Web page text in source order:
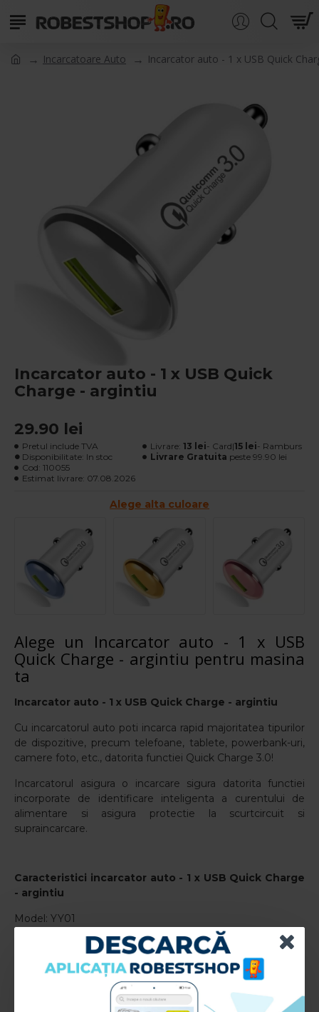
Incarcatoare Auto Incarcator auto - 1 x USB Quick
Incarcator auto - 1 x USB Quick
Charge - argintiu
29.90 lei
Pretul include TVA
Disponibilitate: In stoc
Cod: 110055
Estimat livrare: 07.08.2026
Livrare: 13 lei- Card|15 lei- Ramburs
Livrare Gratuita peste 99.90 lei
Alege alta culoare
Alege un Incarcator auto - 1 x USB
Quick Charge - argintiu pentru masina
ta
Incarcator auto - 1 x USB Quick Charge - argintiu
Cu incarcatorul auto poti incarca rapid majoritatea tipurilor
de dispozitive, precum telefoane, tablete, powerbank-uri,
camere foto, etc., datorita functiei Quick Charge 3.0!
Incarcatorul asigura o incarcare sigura datorita functiei
incorporate de identificare inteligenta a curentului de
alimentare si asigura protectie la scurtcircuit si
supraincarcare.
Caracteristici incarcator auto - 1 x USB Quick Charge
- argintiu
Model: YY01
Tehnologie: Quick Charge 3.0
Tip incarcator: Auto Universal